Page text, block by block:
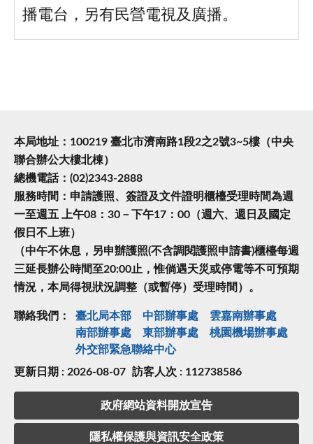
播電台，另有民營電視及廣播。
本局地址：100219 臺北市濟南路1段2之2號3~5樓（中央
聯合辦公大樓北棟）
總機電話：(02)2343-2888
服務時間：申請護照、簽證及文件證明櫃檯受理時間為週
一至週五 上午08：30－下午17：00（週六、週日及國定
假日不上班）
（中午不休息，另申辦護照(不含調閱護照申請書)櫃檯每週
三延長辦公時間至20:00止，惟倘遇天災或停電等不可預期
情況，本局得視狀況調整（或暫停）受理時間）。
聯絡我們： 臺北局本部 中部辦事處
雲嘉南辦事處
南部辦事處
東部辦事處
桃園機場辦事處
外交部緊急聯絡中⼼
更新日期 : 2026-08-07 訪客人次 : 112738586
政府網站資料開放宣告
隱私權保護與資訊安全政策